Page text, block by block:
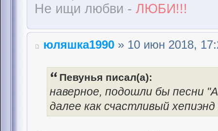
Не ищи любви - ЛЮБИ!!!
юляшка1990 » 10 июн 2018,
Певунья писал(а):
наверное, подошли бы песни
далее как счастливый